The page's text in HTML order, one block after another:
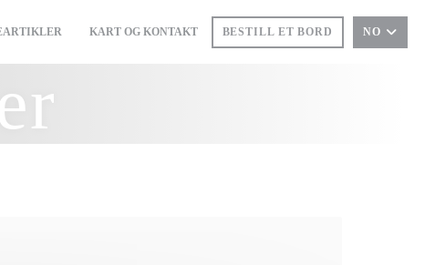
KART OG KONTAKT BESTILL ET BORD NO